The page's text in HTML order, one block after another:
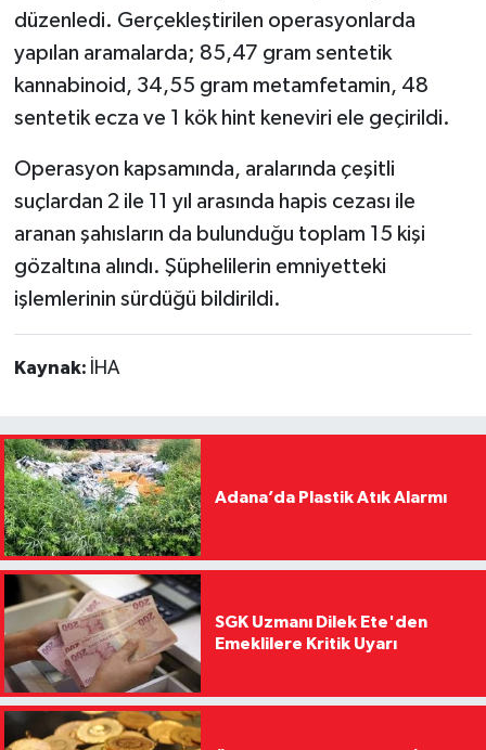
düzenledi. Gerçekleştirilen operasyonlarda
yapılan aramalarda; 85,47 gram sentetik
kannabinoid, 34,55 gram metamfetamin, 48
sentetik ecza ve 1 kök hint keneviri ele geçirildi.
Operasyon kapsamında, aralarında çeşitli
suçlardan 2 ile 11 yıl arasında hapis cezası ile
aranan şahısların da bulunduğu toplam 15 kişi
gözaltına alındı. Şüphelilerin emniyetteki
işlemlerinin sürdüğü bildirildi.
Kaynak: İHA
Adana’da Plastik Atık Alarmı
SGK Uzmanı Dilek Ete'den
Emeklilere Kritik Uyarı